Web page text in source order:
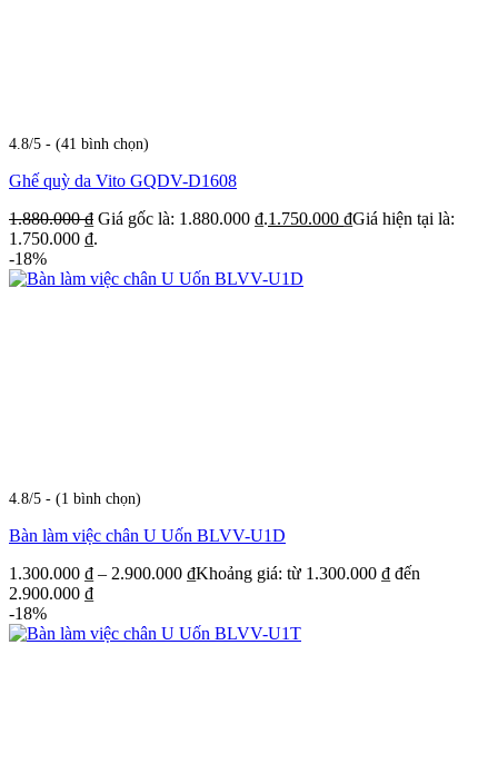
4.8/5 - (41 bình chọn)
Ghế quỳ da Vito GQDV-D1608
1.880.000₫ Giá gốc là: 1.880.000 ₫.1.750.000 ₫Giá hiện tại là:
1.750.000 ₫.
-18%
4.8/5 - (1 bình chọn)
Bàn làm việc chân U Uốn BLVV-U1D
1.300.000 ₫ – 2.900.000 ₫Khoảng giá: từ 1.300.000 ₫ đến
2.900.000 ₫
-18%